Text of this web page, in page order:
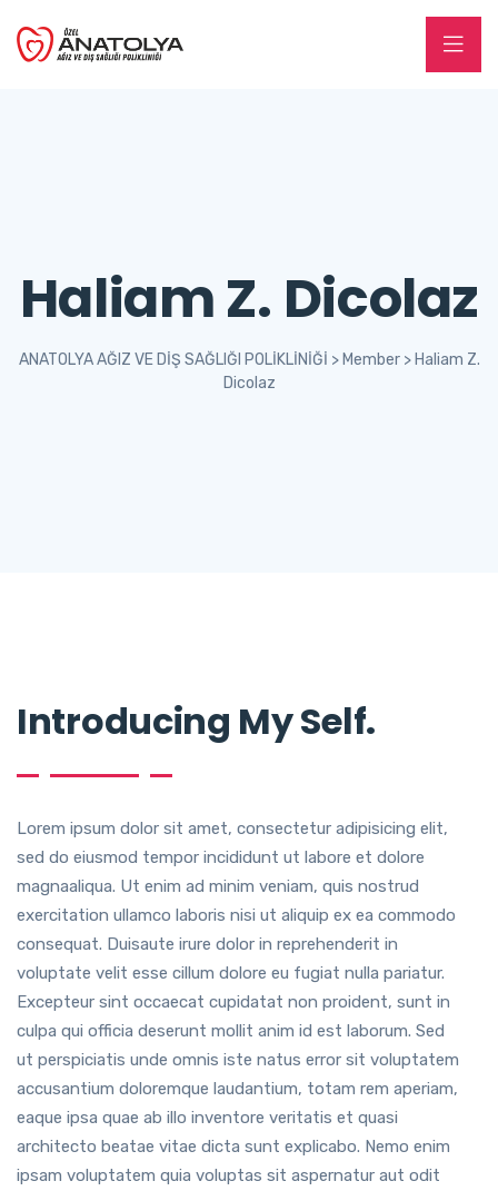
Haliam Z. Dicolaz
ANATOLYA AĞIZ VE DİŞ SAĞLIĞI POLİKLİNİĞİ > Member> Haliam Z.
Dicolaz
Introducing My Self.
Lorem ipsum dolor sit amet, consectetur adipisicing elit,
sed do eiusmod tempor incididunt ut labore et dolore
magnaaliqua. Ut enim ad minim veniam, quis nostrud
exercitation ullamco laboris nisi ut aliquip ex ea commodo
consequat. Duisaute irure dolor in reprehenderit in
voluptate velit esse cillum dolore eu fugiat nulla pariatur.
Excepteur sint occaecat cupidatat non proident, sunt in
culpa qui officia deserunt mollit anim id est laborum. Sed
ut perspiciatis unde omnis iste natus error sit voluptatem
accusantium doloremque laudantium, totam rem aperiam,
eaque ipsa quae ab illo inventore veritatis et quasi
architecto beatae vitae dicta sunt explicabo. Nemo enim
ipsam voluptatem quia voluptas sit aspernatur aut odit